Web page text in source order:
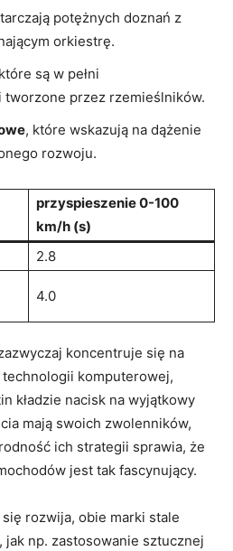
potężnych doznań z
orkiestrę.
są w pełni
tworzone przez rzemieślników.
, które wskazują na dążenie
rozwoju.
przyspieszenie 0-100
km/h (s)
2.8
4.0
koncentruje się na
komputerowej,
kładzie nacisk na wyjątkowy
mają swoich zwolenników,
ich strategii sprawia, że
jest tak fascynujący.
rozwija, obie marki stale
np. zastosowanie sztucznej